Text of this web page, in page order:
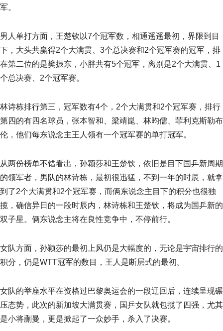
军。
男人单打方面，王楚钦以7个冠军数，相通遥遥最初，界限到目
下，大头共赢得2个大满贯、3个总决赛和2个冠军赛的冠军，排
在第二位的是樊振东，小胖共有5个冠军，离别是2个大满贯、1
个总决赛、2个冠军赛。
林诗栋排行第三，冠军数有4个，2个大满贯和2个冠军赛，排行
第四的有四名球员，张本智和、梁靖崑、林昀儒、菲利克斯勒布
伦，他们每东说念主王人领有一个冠军赛的单打冠军。
从两份榜单不错看出，孙颖莎和王楚钦，依旧是目下国乒新周期
的领军者，男队的林诗栋，最初很迅猛，不到一年的时辰，就拿
到了2个大满贯和2个冠军赛，而俩东说念主目下的积分也很独
揽，确信异日的一段时辰内，林诗栋和王楚钦，将成为国乒新的
双子星。俩东说念主将在良性竞争中，不停前行。
女队方面，孙颖莎的最初上风仍是大幅度的，无论是宇宙排行的
积分，仍是WTT冠军的数目，王人是断层式的最初。
女队的举座水平在资格过巴黎奥运会的一段迂回后，连续呈现碾
压态势，此次的新加坡大满贯赛，国乒女队就包揽了四强，尤其
是小将蒯曼，更是掀起了一众妙手，杀入了决赛。